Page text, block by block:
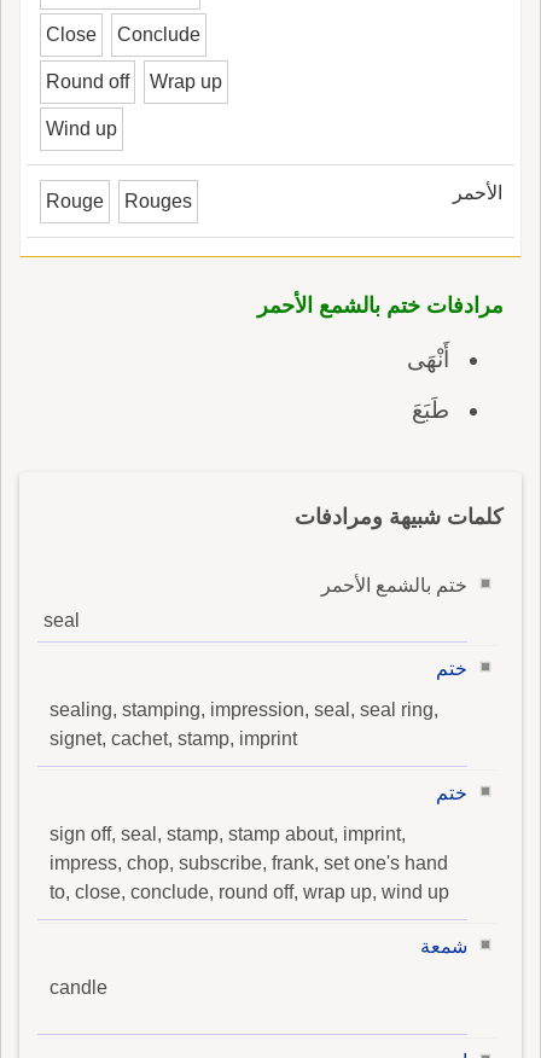
Close Conclude
Round off Wrap up
Wind up
الأحمر Rouge Rouges
مرادفات ختم بالشمع الأحمر
أَنْهَى
طَبَعَ
كلمات شبيهة ومرادفات
ختم بالشمع الأحمر
seal
ختم
sealing, stamping, impression, seal, seal ring,
signet, cachet, stamp, imprint
ختم
sign off, seal, stamp, stamp about, imprint,
impress, chop, subscribe, frank, set one's hand
to, close, conclude, round off, wrap up, wind up
شمعة
candle